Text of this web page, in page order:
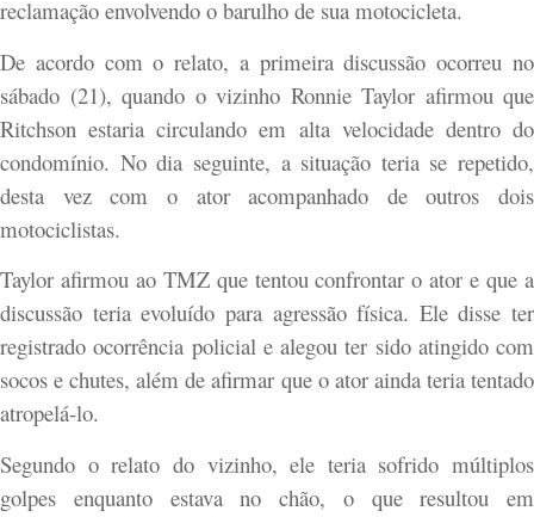
reclamação envolvendo o barulho de sua motocicleta.
De acordo com o relato, a primeira discussão ocorreu no
sábado (21), quando o vizinho Ronnie Taylor afirmou que
Ritchson estaria circulando em alta velocidade dentro do
condomínio. No dia seguinte, a situação teria se repetido,
desta vez com o ator acompanhado de outros dois
motociclistas.
Taylor afirmou ao TMZ que tentou confrontar o ator e que a
discussão teria evoluído para agressão física. Ele disse ter
registrado ocorrência policial e alegou ter sido atingido com
socos e chutes, além de afirmar que o ator ainda teria tentado
atropelá-lo.
Segundo o relato do vizinho, ele teria sofrido múltiplos
golpes enquanto estava no chão, o que resultou em